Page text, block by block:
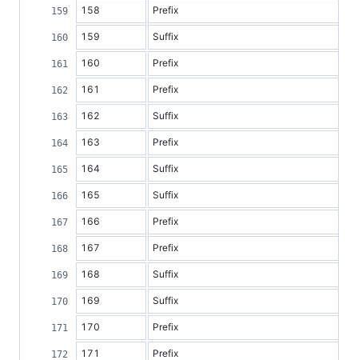
158 Prefix
159 Suffix
160 Prefix
161 Prefix
162 Suffix
163 Prefix
164 Suffix
165 Suffix
166 Prefix
167 Prefix
168 Suffix
169 Suffix
170 Prefix
171 Prefix